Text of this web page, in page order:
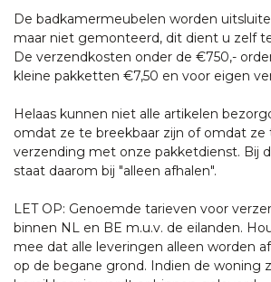
De badkamermeubelen worden
maar niet gemonteerd, dit dient u zelf
De verzendkosten onder de €750,-
kleine pakketten €7,50 en voor eigen
Helaas kunnen niet alle artikelen
omdat ze te breekbaar zijn of omdat
verzending met onze pakketdienst. Bij
staat daarom bij "alleen afhalen".
LET OP: Genoemde tarieven voor
binnen NL en BE m.u.v. de eilanden.
mee dat alle leveringen alleen worden
op de begane grond. Indien de woning